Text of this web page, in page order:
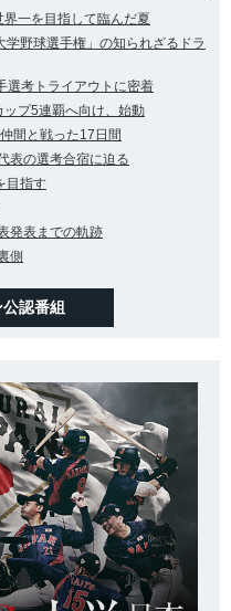
一を目指して臨んだ夏
野球選手権」の知られざるドラ
考トライアウトに密着
プ5連覇へ向け、始動
間と戦った17日間
表の選考合宿に迫る
目指す
発表までの軌跡
側
認番組